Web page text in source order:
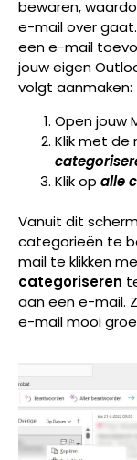
bewaren,
e-mail over
een e-mail
jouw eigen
volgt aanmaken:
Open jouw
Klik met de
Klik op alle
Vanuit dit
categorieën te
mail te klikken
categoriseren
aan een e-mail.
e-mail mooi